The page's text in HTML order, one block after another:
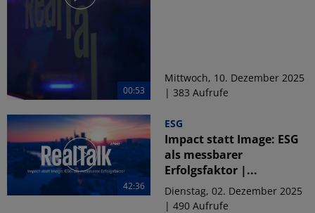
00:53
Mittwoch, 10. Dezember 2025
| 383 Aufrufe
42:36
ESG
Impact statt Image: ESG
als messbarer
Erfolgsfaktor |...
Dienstag, 02. Dezember 2025
| 490 Aufrufe